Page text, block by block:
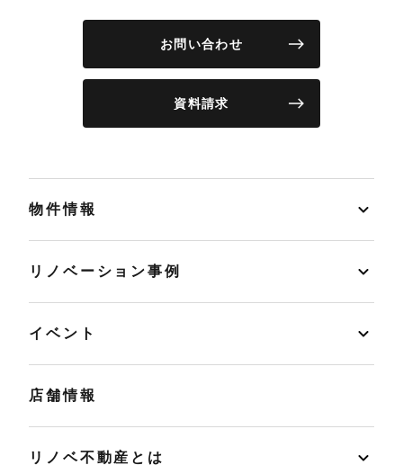
お問い合わせ
資料請求
物件情報
リノベーション事例
イベント
店舗情報
リノベ不動産とは